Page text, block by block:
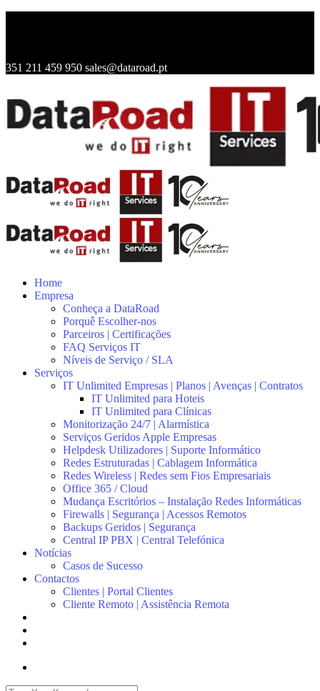
351 211 459 950 sales@dataroad.pt
Home
Empresa
Conheça a DataRoad
Porquê Escolher-nos
Parceiros | Certificações
FAQ Serviços IT
Níveis de Serviço / SLA
Serviços
IT Unlimited Empresas | Planos | Avenças | Contratos
IT Unlimited para Hoteis
IT Unlimited para Clínicas
Monitorização 24/7 | Alarmística
Serviços Geridos Apple Empresas
Helpdesk Utilizadores | Suporte Informático
Redes Estruturadas | Cablagem Informática
Redes Wireless | Redes sem Fios Empresariais
Office 365 / Cloud
Mudança Escritórios – Instalação Redes Informáticas
Firewalls | Segurança | Acessos Remotos
Backups Geridos | Segurança
Central IP PBX | Central Telefónica
Notícias
Casos de Sucesso
Contactos
Clientes | Portal Clientes
Cliente Remoto | Assistência Remota